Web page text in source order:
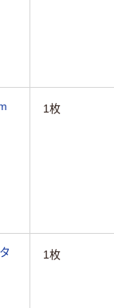
1枚
1枚